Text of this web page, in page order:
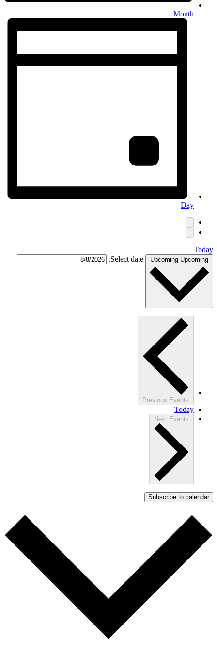
Month
Day
Today
Upcoming Upcoming
Select date.
Previous Events
Today
Next Events
Subscribe to calendar